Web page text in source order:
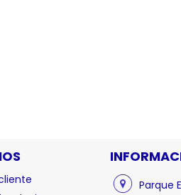
Parque